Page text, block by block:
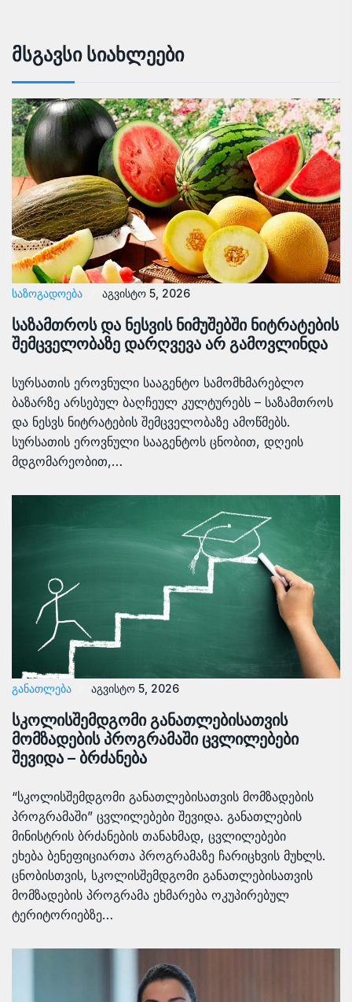
Მსგავსი Სიახლეები
ᲡᲐᲖᲝᲒᲐᲓᲝᲔᲑᲐ აგვისტო 5, 2026
საზამთროს და ნესვის ნიმუშებში ნიტრატების
შემცველობაზე დარღვევა არ გამოვლინდა
სურსათის ეროვნული სააგენტო სამომხმარებლო
ბაზარზე არსებულ ბაღჩეულ კულტურებს – საზამთროს
და ნესვს ნიტრატების შემცველობაზე ამოწმებს.
სურსათის ეროვნული სააგენტოს ცნობით, დღეის
მდგომარეობით,…
ᲒᲐᲜᲐᲗᲚᲔᲑᲐ აგვისტო 5, 2026
სკოლისშემდგომი განათლებისათვის
მომზადების პროგრამაში ცვლილებები
შევიდა – ბრძანება
“სკოლისშემდგომი განათლებისათვის მომზადების
პროგრამაში” ცვლილებები შევიდა. განათლების
მინისტრის ბრძანების თანახმად, ცვლილებები
ეხება ბენეფიციართა პროგრამაზე ჩარიცხვის მუხლს.
ცნობისთვის, სკოლისშემდგომი განათლებისათვის
მომზადების პროგრამა ეხმარება ოკუპირებულ
ტერიტორიებზე…